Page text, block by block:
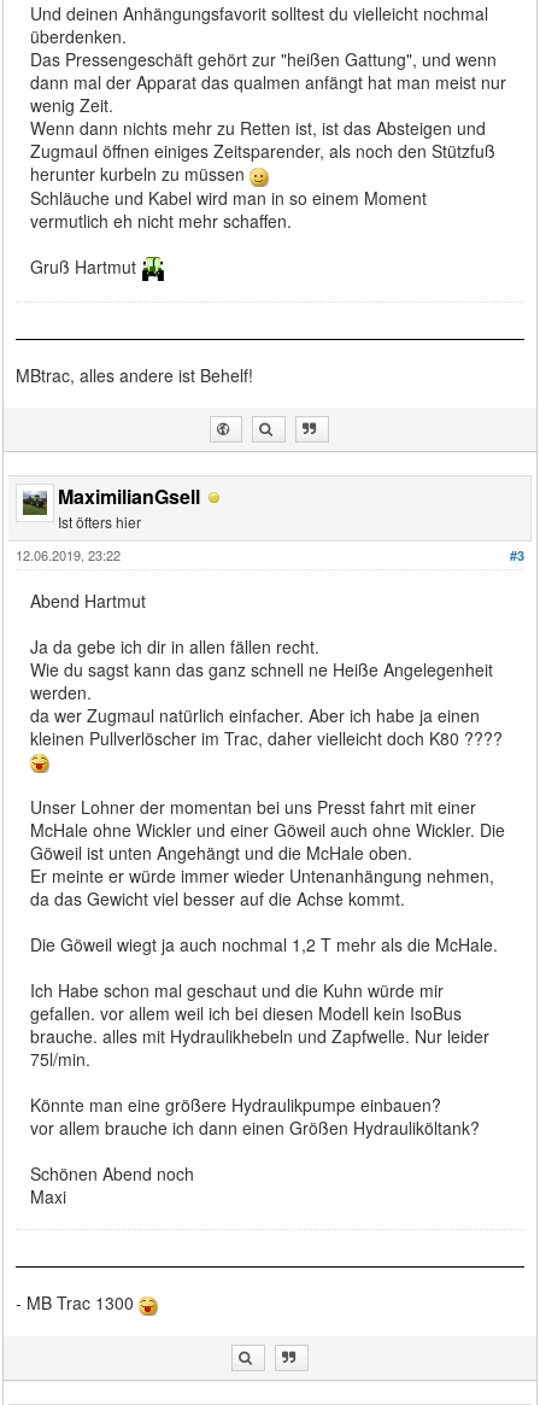
Und deinen Anhängungsfavorit solltest du vielleicht nochmal
überdenken.
Das Pressengeschäft gehört zur "heißen Gattung", und wenn
dann mal der Apparat das qualmen anfängt hat man meist nur
wenig Zeit.
Wenn dann nichts mehr zu Retten ist, ist das Absteigen und
Zugmaul öffnen einiges Zeitsparender, als noch den Stützfuß
herunter kurbeln zu müssen
Schläuche und Kabel wird man in so einem Moment
vermutlich eh nicht mehr schaffen.
Gruß Hartmut
MBtrac, alles andere ist Behelf!
MaximilianGsell
Ist öfters hier
#3
12.06.2019, 23:22
Abend Hartmut
Ja da gebe ich dir in allen fällen recht.
Wie du sagst kann das ganz schnell ne Heiße Angelegenheit
werden.
da wer Zugmaul natürlich einfacher. Aber ich habe ja einen
kleinen Pullverlöscher im Trac, daher vielleicht doch K80 ????
Unser Lohner der momentan bei uns Presst fahrt mit einer
McHale ohne Wickler und einer Göweil auch ohne Wickler. Die
Göweil ist unten Angehängt und die McHale oben.
Er meinte er würde immer wieder Untenanhängung nehmen,
da das Gewicht viel besser auf die Achse kommt.
Die Göweil wiegt ja auch nochmal 1,2 T mehr als die McHale.
Ich Habe schon mal geschaut und die Kuhn würde mir
gefallen. vor allem weil ich bei diesen Modell kein IsoBus
brauche. alles mit Hydraulikhebeln und Zapfwelle. Nur leider
75l/min.
Könnte man eine größere Hydraulikpumpe einbauen?
vor allem brauche ich dann einen Größen Hydrauliköltank?
Schönen Abend noch
Maxi
- MB Trac 1300